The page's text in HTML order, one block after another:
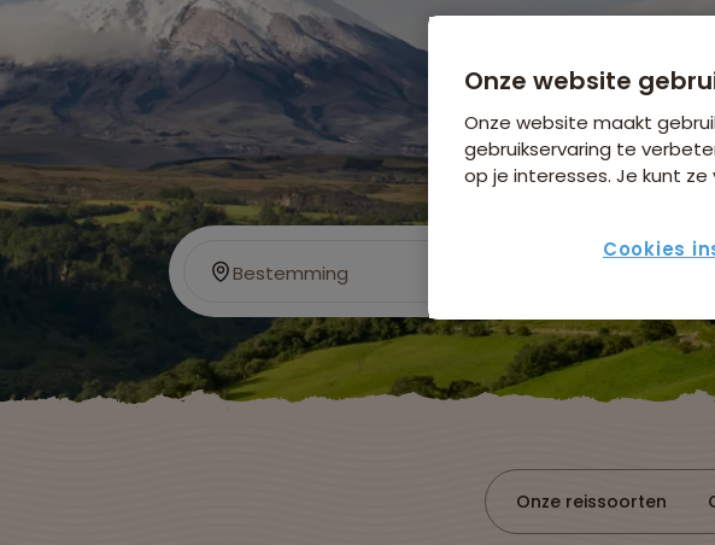
Bestemming
Onze reissoorten
Onze website
Onze website maakt
gebruikservaring te
op je interesses. Je kunt
Cookies